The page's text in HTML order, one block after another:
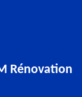
Rénovation